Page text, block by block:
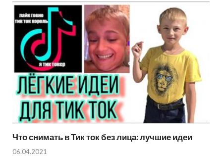
Что снимать в Тик ток без лица: лучшие идеи
06.04.2021